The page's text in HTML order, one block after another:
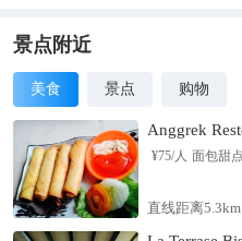
景点附近
美食 景点 购物
Anggrek
¥75/人 面包甜点
直线距离5.3km